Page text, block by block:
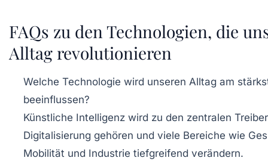
FAQs zu den Technologien, die
Alltag revolutionieren
Welche Technologie wird unseren Alltag am
beeinflussen?
Künstliche Intelligenz wird zu den zentralen
Digitalisierung gehören und viele Bereiche wie
Mobilität und Industrie tiefgreifend verändern.